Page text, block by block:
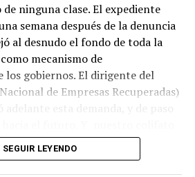
ninguna clase. El expediente
semana después de la denuncia
al desnudo el fondo de toda la
mecanismo de
los gobiernos. El dirigente del
de Empresas Recuperadas)
va a dar una definición
y los anormales. Como
SEGUIR LEYENDO